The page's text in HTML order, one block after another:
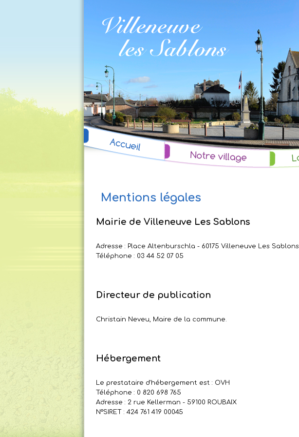
Mentions légales
Mairie de Villeneuve Les Sablons
Adresse : Place Altenburschla - 60175 Villeneuve Les Sablons
Téléphone : 03 44 52 07 05
Directeur de publication
Christain Neveu, Maire de la commune.
Hébergement
Le prestataire d'hébergement est : OVH
Téléphone : 0 820 698 765
Adresse : 2 rue Kellerman - 59100 ROUBAIX
N°SIRET : 424 761 419 00045